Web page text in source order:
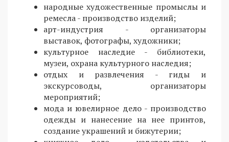
народные художественные промыслы и
ремесла - производство изделий;
арт-индустрия - организаторы
выставок, фотографы, художники;
культурное наследие - библиотеки,
музеи, охрана культурного наследия;
отдых и развлечения - гиды и
экскурсоводы, организаторы
мероприятий;
мода и ювелирное дело - производство
одежды и нанесение на нее принтов,
создание украшений и бижутерии;